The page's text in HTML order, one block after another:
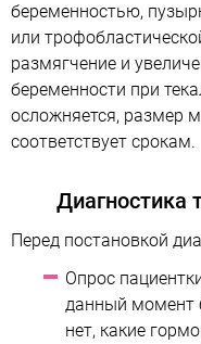
беременностью,
или
размягчение и
беременности при
осложняется, размер
соответствует срокам.
Диагностика
Перед постановкой
Опрос
данный момент
нет, какие